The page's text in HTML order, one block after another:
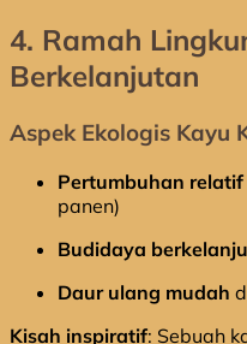
4. Ramah
Berkelanjutan
Aspek Ekologis Kayu
Pertumbuhan
panen)
Budidaya
Daur ulang mudah
Kisah inspiratif: Sebuah